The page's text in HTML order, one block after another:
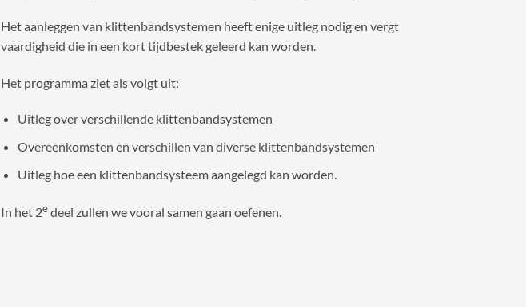
Het aanleggen van klittenbandsystemen heeft enige uitleg nodig en vergt
vaardigheid die in een kort tijdbestek geleerd kan worden.
Het programma ziet als volgt uit:
Uitleg over verschillende klittenbandsystemen
Overeenkomsten en verschillen van diverse klittenbandsystemen
Uitleg hoe een klittenbandsysteem aangelegd kan worden.
In het 2edeel zullen we vooral samen gaan oefenen.